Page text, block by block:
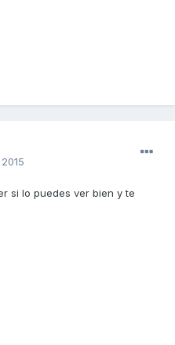
si lo puedes ver bien y te